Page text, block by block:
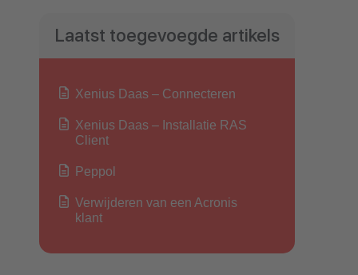
Laatst toegevoegde artikels
Xenius Daas – Connecteren
Xenius Daas – Installatie RAS
Client
Peppol
Verwijderen van een Acronis
klant